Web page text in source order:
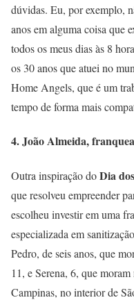
dúvidas. Eu, por exemplo,
anos em alguma coisa que
todos os meus dias às 8
os 30 anos que atuei no
Home Angels, que é um
tempo de forma mais
4. João Almeida,
Outra inspiração doDia
que resolveu empreender
escolheu investir em uma
especializada em
Pedro, de seis anos, que
11, e Serena, 6, que
Campinas, no interior de